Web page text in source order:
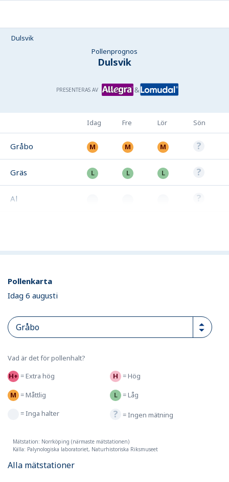
Dulsvik
Pollenprognos
Dulsvik
PRESENTERAS AV
Idag Fre Lör Sön
Gråbo
Gräs
Al
Pollenkarta
Idag 6 augusti
Vad är det för pollenhalt?
=Extra hög =Hög
=Måttlig =Låg
=Inga halter =Ingen mätning
Mätstation: Norrköping (närmaste mätstationen)
Källa: Palynologiska laboratoriet, Naturhistoriska Riksmuseet
Alla mätstationer